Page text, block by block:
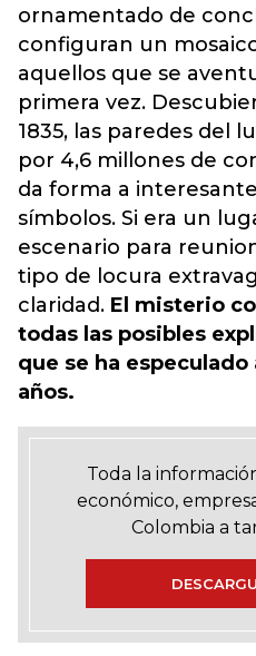
ornamentado de
configuran un
aquellos que se
primera vez.
1835, las paredes del
por 4,6 millones de
da forma a
símbolos. Si era un
escenario para
tipo de locura
claridad. El misterio
todas las posibles
que se ha especulado
años.
Toda la
económico,
Colombia a